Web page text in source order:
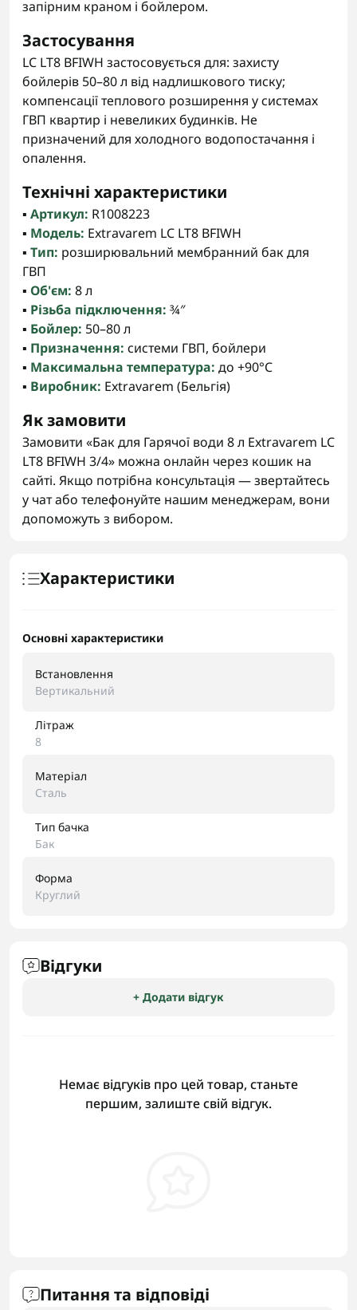
запірним краном і бойлером.
Застосування
LC LT8 BFIWH застосовується для: захисту
бойлерів 50–80 л від надлишкового тиску;
компенсації теплового розширення у системах
ГВП квартир і невеликих будинків. Не
призначений для холодного водопостачання і
опалення.
Технічні характеристики
▪️ Артикул: R1008223
▪️ Модель: Extravarem LC LT8 BFIWH
▪️ Тип: розширювальний мембранний бак для
ГВП
▪️ Об'єм: 8 л
▪️ Різьба підключення: ¾″
▪️ Бойлер: 50–80 л
▪️ Призначення: системи ГВП, бойлери
▪️ Максимальна температура: до +90°C
▪️ Виробник: Extravarem (Бельгія)
Як замовити
Замовити «Бак для Гарячої води 8 л Extravarem LC
LT8 BFIWH 3/4» можна онлайн через кошик на
сайті. Якщо потрібна консультація — звертайтесь
у чат або телефонуйте нашим менеджерам, вони
допоможуть з вибором.
Характеристики
Основні характеристики
Встановлення
Вертикальний
Літраж
8
Матеріал
Сталь
Тип бачка
Бак
Форма
Круглий
Відгуки
+ Додати відгук
Немає відгуків про цей товар, станьте
першим, залиште свій відгук.
Питання та відповіді